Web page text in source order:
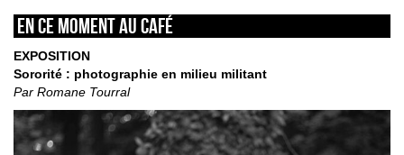
En ce moment au café
EXPOSITION
Sororité : photographie en milieu militant
Par Romane Tourral